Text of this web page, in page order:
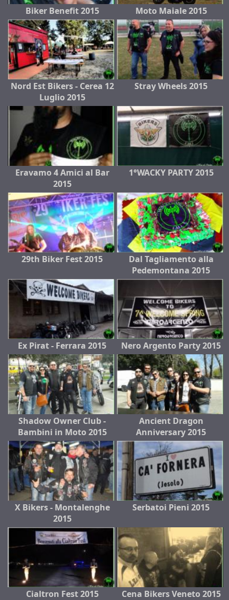
Biker Benefit 2015 Moto Maiale 2015
Nord Est Bikers - Cerea 12
Luglio 2015
Stray Wheels 2015
Eravamo 4 Amici al Bar
2015
1°WACKY PARTY 2015
29th Biker Fest 2015
Dal Tagliamento alla
Pedemontana 2015
Ex Pirat - Ferrara 2015 Nero Argento Party 2015
Shadow Owner Club -
Bambini in Moto 2015
Ancient Dragon
Anniversary 2015
X Bikers - Montalenghe
2015
Serbatoi Pieni 2015
Cialtron Fest 2015 Cena Bikers Veneto 2015